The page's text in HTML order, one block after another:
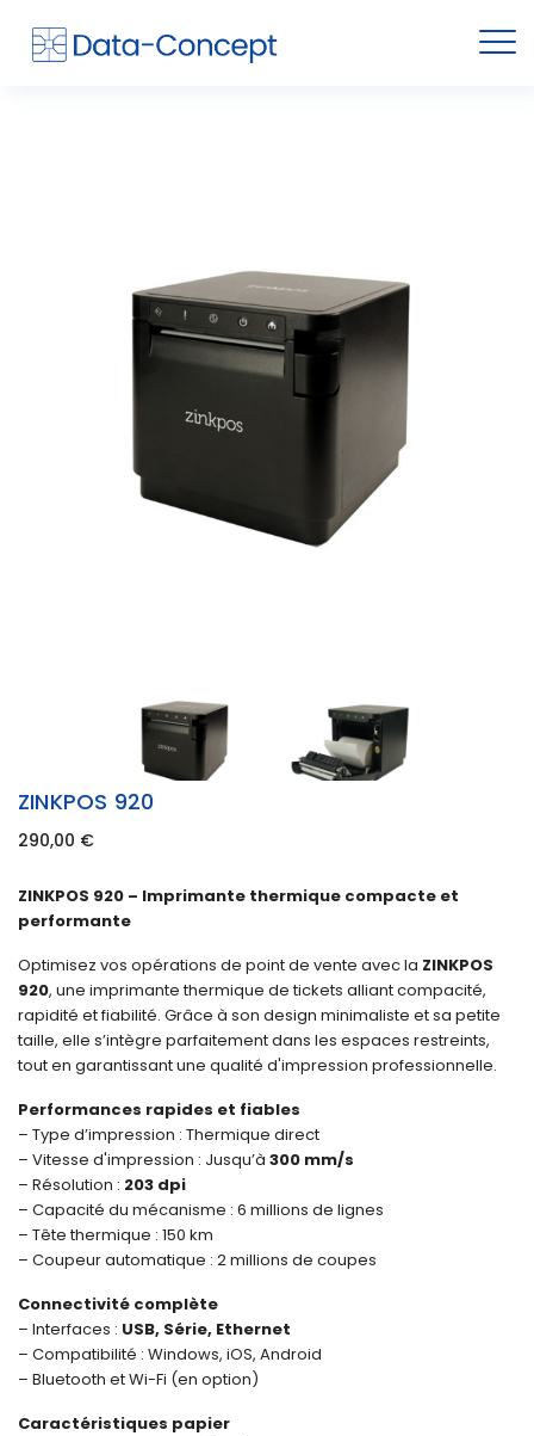
ZINKPOS 920
290,00 €
ZINKPOS 920 – Imprimante thermique compacte et
performante
Optimisez vos opérations de point de vente avec la ZINKPOS
920, une imprimante thermique de tickets alliant compacité,
rapidité et fiabilité. Grâce à son design minimaliste et sa petite
taille, elle s’intègre parfaitement dans les espaces restreints,
tout en garantissant une qualité d'impression professionnelle.
Performances rapides et fiables
– Type d’impression : Thermique direct
– Vitesse d'impression : Jusqu’à 300 mm/s
– Résolution : 203 dpi
– Capacité du mécanisme : 6 millions de lignes
– Tête thermique : 150 km
– Coupeur automatique : 2 millions de coupes
Connectivité complète
– Interfaces : USB, Série, Ethernet
– Compatibilité : Windows, iOS, Android
– Bluetooth et Wi-Fi (en option)
Caractéristiques papier